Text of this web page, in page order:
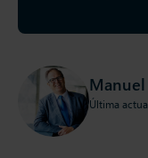
Manuel
Última